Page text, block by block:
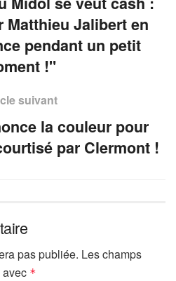
Jalibert en
pendant un petit
!"
suivant
la couleur pour
par Clermont !
pas publiée. Les champs
*